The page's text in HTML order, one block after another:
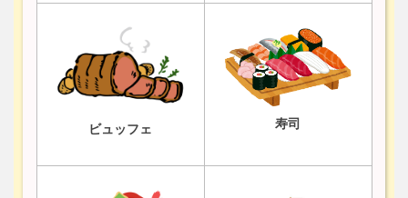
ビュッフェ 寿司